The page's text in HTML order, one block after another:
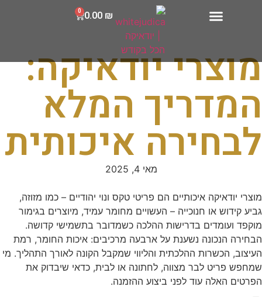
0.00 ₪
0
מוצרי יודאיקה:
המדריך המלא
לבחירה איכותית
מאי 4, 2025
מוצרי יודאיקה איכותיים הם פריטי טקס ונוי יהודיים – כמו מזוזה,
גביע קידוש או חנוכייה – העשויים מחומר עמיד, מיוצרים בגימור
מוקפד ועומדים בדרישות ההלכה כשמדובר בתשמישי קדושה.
הבחירה הנכונה נשענת על ארבעה מרכיבים: איכות החומר, רמת
העיצוב, הכשרות ההלכתית והליווי שמקבל הקונה לאורך התהליך. מי
שמחפש פריט לבר מצווה, לחתונה או לבית, כדאי שיבדוק את
הפרטים האלה עוד לפני ביצוע ההזמנה.